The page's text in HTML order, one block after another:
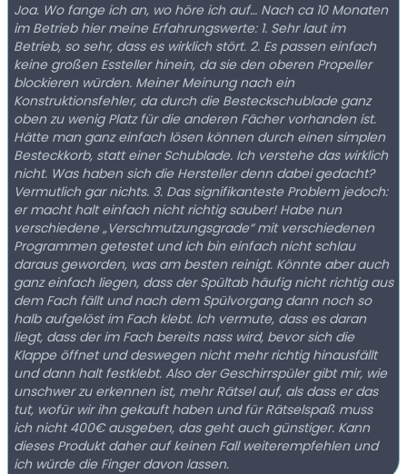
Joa. Wo fange ich an, wo höre ich auf… Nach ca 10 Monaten
im Betrieb hier meine Erfahrungswerte: 1. Sehr laut im
Betrieb, so sehr, dass es wirklich stört. 2. Es passen einfach
keine großen Essteller hinein, da sie den oberen Propeller
blockieren würden. Meiner Meinung nach ein
Konstruktionsfehler, da durch die Besteckschublade ganz
oben zu wenig Platz für die anderen Fächer vorhanden ist.
Hätte man ganz einfach lösen können durch einen simplen
Besteckkorb, statt einer Schublade. Ich verstehe das wirklich
nicht. Was haben sich die Hersteller denn dabei gedacht?
Vermutlich gar nichts. 3. Das signifikanteste Problem jedoch:
er macht halt einfach nicht richtig sauber! Habe nun
verschiedene „Verschmutzungsgrade“ mit verschiedenen
Programmen getestet und ich bin einfach nicht schlau
daraus geworden, was am besten reinigt. Könnte aber auch
ganz einfach liegen, dass der Spültab häufig nicht richtig aus
dem Fach fällt und nach dem Spülvorgang dann noch so
halb aufgelöst im Fach klebt. Ich vermute, dass es daran
liegt, dass der im Fach bereits nass wird, bevor sich die
Klappe öffnet und deswegen nicht mehr richtig hinausfällt
und dann halt festklebt. Also der Geschirrspüler gibt mir, wie
unschwer zu erkennen ist, mehr Rätsel auf, als dass er das
tut, wofür wir ihn gekauft haben und für Rätselspaß muss
ich nicht 400€ ausgeben, das geht auch günstiger. Kann
dieses Produkt daher auf keinen Fall weiterempfehlen und
ich würde die Finger davon lassen.